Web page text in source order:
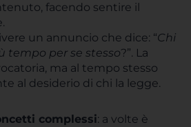
facendo sentire il
un annuncio che dice: “Chi
tempo per se stesso?”. La
ma al tempo stesso
al desiderio di chi la legge.
complessi: a volte è